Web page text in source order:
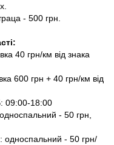
- 500 грн.
40 грн/км від знака
600 грн + 40 грн/км від
09:00-18:00
- 50 грн,
односпальний - 50 грн/